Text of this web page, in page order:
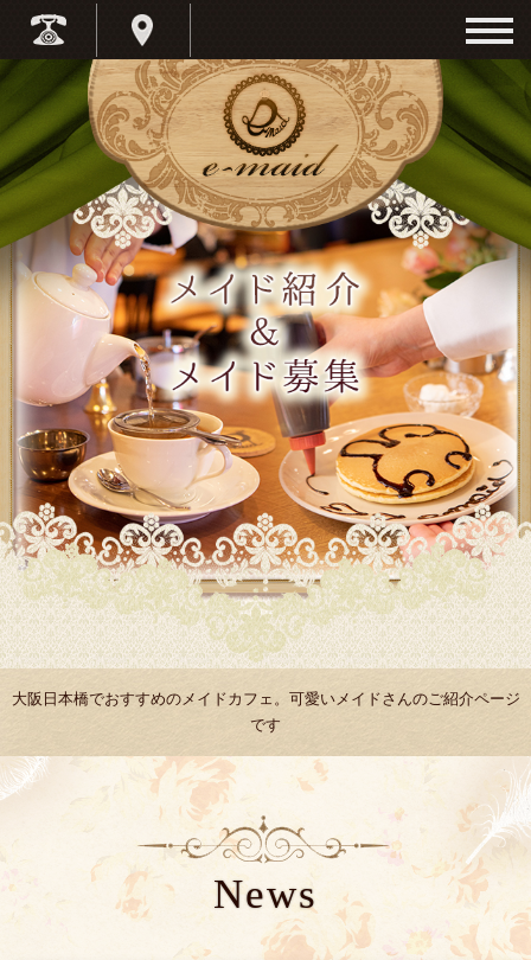
大阪日本橋でおすすめのメイドカフェ。可愛いメイドさんのご紹介ページ
です
News